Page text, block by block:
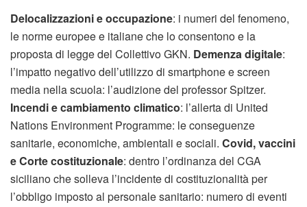
Delocalizzazioni e occupazione: i numeri del fenomeno,
le norme europee e italiane che lo consentono e la
proposta di legge del Collettivo GKN. Demenza digitale:
l’impatto negativo dell’utilizzo di smartphone e screen
media nella scuola: l’audizione del professor Spitzer.
Incendi ecambiamento climatico: l’allerta di United
Nations Environment Programme: le conseguenze
sanitarie, economiche, ambientali e sociali. Covid, vaccini
e Corte costituzionale: dentro l’ordinanza del CGA
siciliano che solleva l’incidente di costituzionalità per
l’obbligo imposto al personale sanitario: numero di eventi